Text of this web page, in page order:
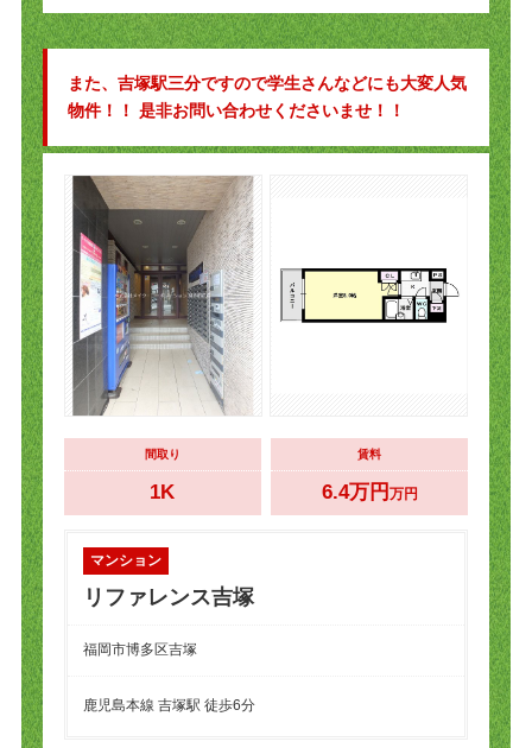
また、吉塚駅三分ですので学生さんなどにも大変人気
物件！！ 是非お問い合わせくださいませ！！
間取り
1K
賃料
6.4万円 万円
マンション
リファレンス吉塚
福岡市博多区吉塚
鹿児島本線 吉塚駅 徒歩6分